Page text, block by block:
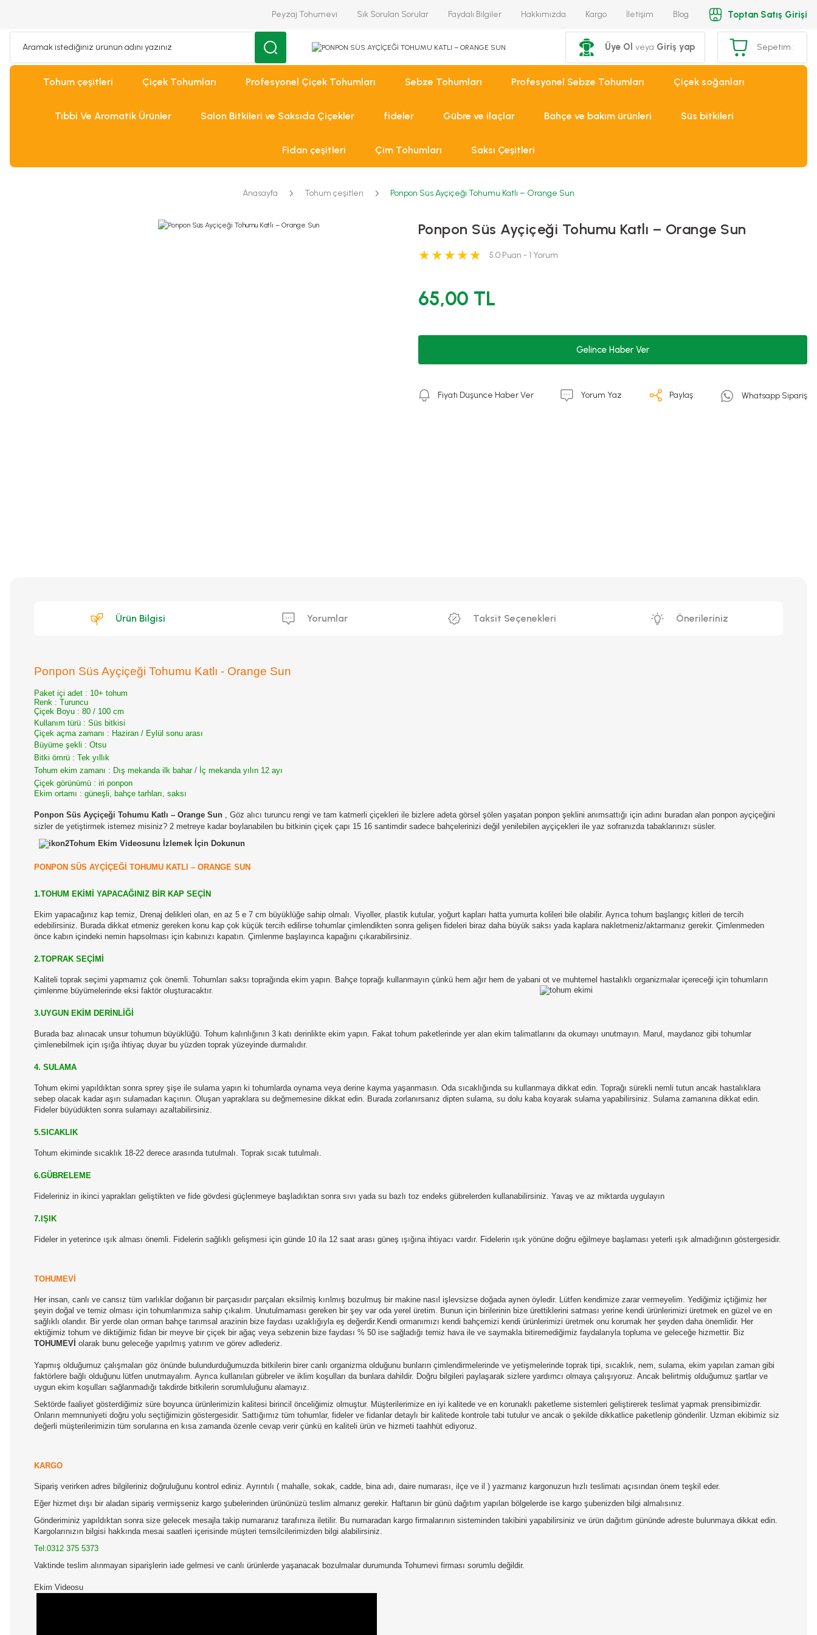
Peyzaj Tohumevi Sık Sorulan Sorular Faydalı Bilgiler Hakkımızda Kargo İletişim Blog Toptan Satış Girişi
Üye Ol veya Giriş yap Sepetim :
Tohum çeşitleri Çiçek Tohumları Profesyonel Çiçek Tohumları Sebze Tohumları Profesyonel Sebze Tohumları Çiçek soğanları
Tıbbi Ve Aromatik Ürünler Salon Bitkileri ve Saksıda Çiçekler fideler Gübre ve ilaçlar Bahçe ve bakım ürünleri Süs bitkileri
Fidan çeşitleri Çim Tohumları Saksı Çeşitleri
Anasayfa Tohum çeşitleri Ponpon Süs Ayçiçeği Tohumu Katlı – Orange Sun
Ponpon Süs Ayçiçeği Tohumu Katlı – Orange Sun
5.0 Puan - 1 Yorum
65,00 TL
Gelince Haber Ver
Fiyatı Düşünce Haber Ver Yorum Yaz Paylaş Whatsapp Sipariş
Ürün Bilgisi Yorumlar Taksit Seçenekleri Önerileriniz
Ponpon Süs Ayçiçeği Tohumu Katlı - Orange Sun
Paket içi adet : 10+ tohum
Renk : Turuncu
Çiçek Boyu : 80 / 100 cm
Kullanım türü : Süs bitkisi
Çiçek açma zamanı : Haziran / Eylül sonu arası
Büyüme şekli : Otsu
Bitki ömrü : Tek yıllık
Tohum ekim zamanı : Dış mekanda ilk bahar / İç mekanda yılın 12 ayı
Çiçek görünümü : iri ponpon
Ekim ortamı : güneşli, bahçe tarhları, saksı
Ponpon Süs Ayçiçeği Tohumu Katlı – Orange Sun , Göz alıcı turuncu rengi ve tam katmerli çiçekleri ile bizlere adeta görsel şölen yaşatan ponpon şeklini anımsattığı için adını buradan alan ponpon ayçiçeğini
sizler de yetiştirmek istemez misiniz? 2 metreye kadar boylanabilen bu bitkinin çiçek çapı 15 16 santimdir sadece bahçelerinizi değil yenilebilen ayçiçekleri ile yaz sofranızda tabaklarınızı süsler.
Tohum Ekim Videosunu İzlemek İçin Dokunun
PONPON SÜS AYÇİÇEĞİ TOHUMU KATLI – ORANGE SUN
1.TOHUM EKİMİ YAPACAĞINIZ BİR KAP SEÇİN
Ekim yapacağınız kap temiz, Drenaj delikleri olan, en az 5 e 7 cm büyüklüğe sahip olmalı. Viyoller, plastik kutular, yoğurt kapları hatta yumurta kolileri bile olabilir. Ayrıca tohum başlangıç kitleri de tercih
edebilirsiniz. Burada dikkat etmeniz gereken konu kap çok küçük tercih edilirse tohumlar çimlendikten sonra gelişen fideleri biraz daha büyük saksı yada kaplara nakletmeniz/aktarmanız gerekir. Çimlenmeden
önce kabın içindeki nemin hapsolması için kabınızı kapatın. Çimlenme başlayınca kapağını çıkarabilirsiniz.
2.TOPRAK SEÇİMİ
Kaliteli toprak seçimi yapmamız çok önemli. Tohumları saksı toprağında ekim yapın. Bahçe toprağı kullanmayın çünkü hem ağır hem de yabani ot ve muhtemel hastalıklı organizmalar içereceği için tohumların
çimlenme büyümelerinde eksi faktör oluşturacaktır.
3.UYGUN EKİM DERİNLİĞİ
Burada baz alınacak unsur tohumun büyüklüğü. Tohum kalınlığının 3 katı derinlikte ekim yapın. Fakat tohum paketlerinde yer alan ekim talimatlarını da okumayı unutmayın. Marul, maydanoz gibi tohumlar
çimlenebilmek için ışığa ihtiyaç duyar bu yüzden toprak yüzeyinde durmalıdır.
4. SULAMA
Tohum ekimi yapıldıktan sonra sprey şişe ile sulama yapın ki tohumlarda oynama veya derine kayma yaşanmasın. Oda sıcaklığında su kullanmaya dikkat edin. Toprağı sürekli nemli tutun ancak hastalıklara
sebep olacak kadar aşırı sulamadan kaçının. Oluşan yapraklara su değmemesine dikkat edin. Burada zorlanırsanız dipten sulama, su dolu kaba koyarak sulama yapabilirsiniz. Sulama zamanına dikkat edin.
Fideler büyüdükten sonra sulamayı azaltabilirsiniz.
5.SICAKLIK
Tohum ekiminde sıcaklık 18-22 derece arasında tutulmalı. Toprak sıcak tutulmalı.
6.GÜBRELEME
Fideleriniz in ikinci yaprakları geliştikten ve fide gövdesi güçlenmeye başladıktan sonra sıvı yada su bazlı toz endeks gübrelerden kullanabilirsiniz. Yavaş ve az miktarda uygulayın
7.IŞIK
Fideler in yeterince ışık alması önemli. Fidelerin sağlıklı gelişmesi için günde 10 ila 12 saat arası güneş ışığına ihtiyacı vardır. Fidelerin ışık yönüne doğru eğilmeye başlaması yeterli ışık almadığının göstergesidir.
TOHUMEVİ
Her insan, canlı ve cansız tüm varlıklar doğanın bir parçasıdır parçaları eksilmiş kırılmış bozulmuş bir makine nasıl işlevsizse doğada aynen öyledir. Lütfen kendimize zarar vermeyelim. Yediğimiz içtiğimiz her
şeyin doğal ve temiz olması için tohumlarımıza sahip çıkalım. Unutulmaması gereken bir şey var oda yerel üretim. Bunun için birilerinin bize ürettiklerini satması yerine kendi ürünlerimizi üretmek en güzel ve en
sağlıklı olandır. Bir yerde olan orman bahçe tarımsal arazinin bize faydası uzaklığıyla eş değerdir.Kendi ormanımızı kendi bahçemizi kendi ürünlerimizi üretmek onu korumak her şeyden daha önemlidir. Her
ektiğimiz tohum ve diktiğimiz fidan bir meyve bir çiçek bir ağaç veya sebzenin bize faydası % 50 ise sağladığı temiz hava ile ve saymakla bitiremediğimiz faydalarıyla topluma ve geleceğe hizmettir. Biz
TOHUMEVİ olarak bunu geleceğe yapılmış yatırım ve görev adlederiz.
Yapmış olduğumuz çalışmaları göz önünde bulundurduğumuzda bitkilerin birer canlı organizma olduğunu bunların çimlendirmelerinde ve yetişmelerinde toprak tipi, sıcaklık, nem, sulama, ekim yapılan zaman gibi
faktörlere bağlı olduğunu lütfen unutmayalım. Ayrıca kullanılan gübreler ve iklim koşulları da bunlara dahildir. Doğru bilgileri paylaşarak sizlere yardımcı olmaya çalışıyoruz. Ancak belirtmiş olduğumuz şartlar ve
uygun ekim koşulları sağlanmadığı takdirde bitkilerin sorumluluğunu alamayız.
Sektörde faaliyet gösterdiğimiz süre boyunca ürünlerimizin kalitesi birincil önceliğimiz olmuştur. Müşterilerimize en iyi kalitede ve en korunaklı paketleme sistemleri geliştirerek teslimat yapmak prensibimizdir.
Onların memnuniyeti doğru yolu seçtiğimizin göstergesidir. Sattığımız tüm tohumlar, fideler ve fidanlar detaylı bir kalitede kontrole tabi tutulur ve ancak o şekilde dikkatlice paketlenip gönderilir. Uzman ekibimiz siz
değerli müşterilerimizin tüm sorularına en kısa zamanda özenle cevap verir çünkü en kaliteli ürün ve hizmeti taahhüt ediyoruz.
KARGO
Sipariş verirken adres bilgileriniz doğruluğunu kontrol ediniz. Ayrıntılı ( mahalle, sokak, cadde, bina adı, daire numarası, ilçe ve il ) yazmanız kargonuzun hızlı teslimatı açısından önem teşkil eder.
Eğer hizmet dışı bir aladan sipariş vermişseniz kargo şubelerinden ürününüzü teslim almanız gerekir. Haftanın bir günü dağıtım yapılan bölgelerde ise kargo şubenizden bilgi almalısınız.
Gönderiminiz yapıldıktan sonra size gelecek mesajla takip numaranız tarafınıza iletilir. Bu numaradan kargo firmalarının sisteminden takibini yapabilirsiniz ve ürün dağıtım gününde adreste bulunmaya dikkat edin.
Kargolarınızın bilgisi hakkında mesai saatleri içerisinde müşteri temsilcilerimizden bilgi alabilirsiniz.
Tel:0312 375 5373
Vaktinde teslim alınmayan siparişlerin iade gelmesi ve canlı ürünlerde yaşanacak bozulmalar durumunda Tohumevi firması sorumlu değildir.
Ekim Videosu